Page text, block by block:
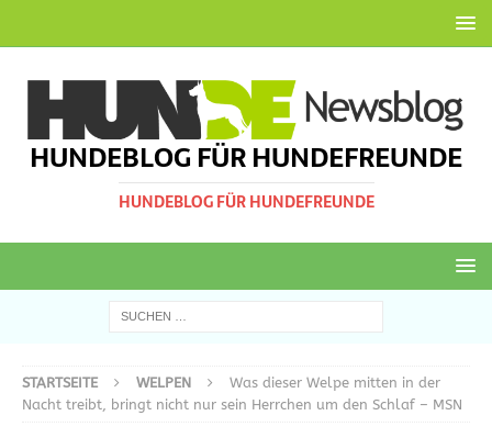
HUNDEBLOG FÜR HUNDEFREUNDE
HUNDEBLOG FÜR HUNDEFREUNDE
STARTSEITE WELPEN
Was dieser Welpe mitten in der
Nacht treibt, bringt nicht nur sein Herrchen um den Schlaf – MSN